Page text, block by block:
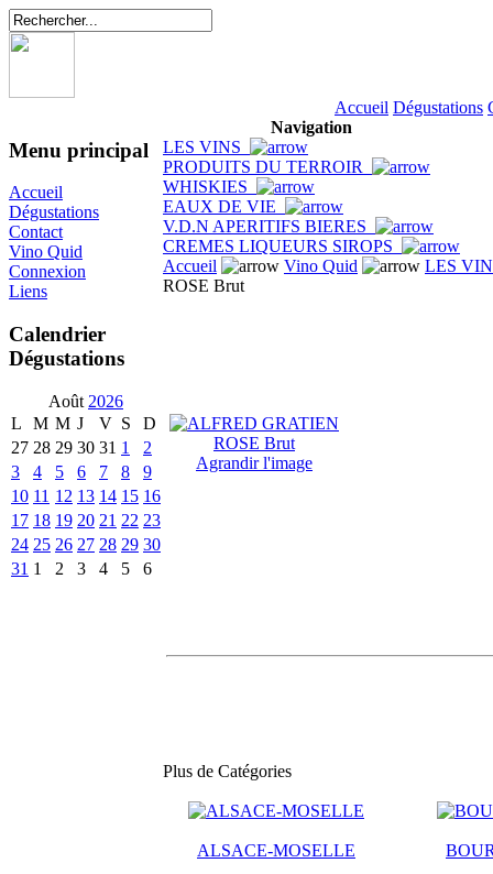
Accueil Dégustations
Menu principal
Accueil
Dégustations
Contact
Vino Quid
Connexion
Liens
Calendrier
Dégustations
Août 2026
L
M M J V S
D
27 28 29 30 31 1
2
3
4 5 6 7 8
9
10 11 12 13 14 15 16
17 18 19 20 21 22 23
24 25 26 27 28 29 30
31 1 2 3 4 5 6
Navigation
LES VINS
PRODUITS DU TERROIR
WHISKIES
EAUX DE VIE
V.D.N APERITIFS BIERES
CREMES LIQUEURS SIROPS
Accueil
Vino Quid
LES
ROSE Brut
Agrandir l'image
Plus de Catégories
ALSACE-MOSELLE